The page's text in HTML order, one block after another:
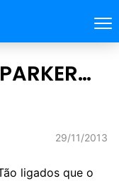
29/11/2013
ligados que o